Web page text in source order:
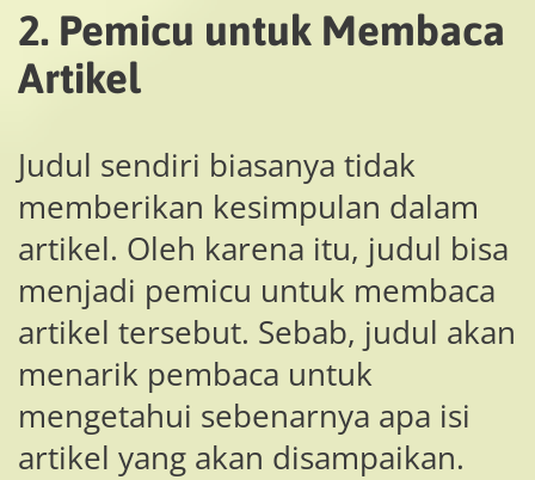
2. Pemicu untuk Membaca
Artikel
Judul sendiri biasanya tidak
memberikan kesimpulan dalam
artikel. Oleh karena itu, judul bisa
menjadi pemicu untuk membaca
artikel tersebut. Sebab, judul akan
menarik pembaca untuk
mengetahui sebenarnya apa isi
artikel yang akan disampaikan.